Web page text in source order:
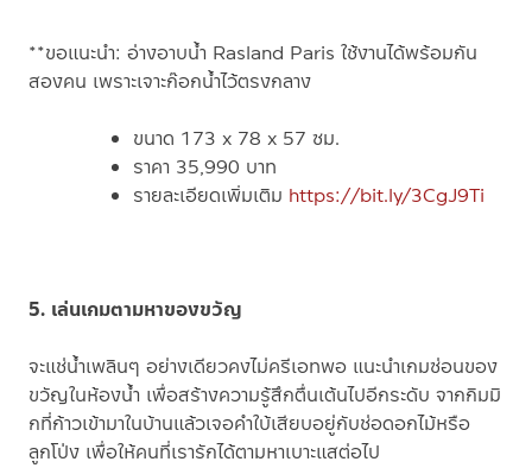
**ขอแนะนำ: อ่างอาบน้ำ Rasland Paris ใช้งานได้พร้อมกัน
สองคน เพราะเจาะก๊อกน้ำไว้ตรงกลาง
ขนาด 173 x 78 x 57 ซม.
ราคา 35,990 บาท
รายละเอียดเพิ่มเติม https://bit.ly/3CgJ9Ti
5. เล่นเกมตามหาของขวัญ
จะแช่น้ำเพลินๆ อย่างเดียวคงไม่ครีเอทพอ แนะนำเกมซ่อนของ
ขวัญในห้องน้ำ เพื่อสร้างความรู้สึกตื่นเต้นไปอีกระดับ จากกิมมิ
กที่ก้าวเข้ามาในบ้านแล้วเจอคำใบ้เสียบอยู่กับช่อดอกไม้หรือ
ลูกโป่ง เพื่อให้คนที่เรารักได้ตามหาเบาะแสต่อไป